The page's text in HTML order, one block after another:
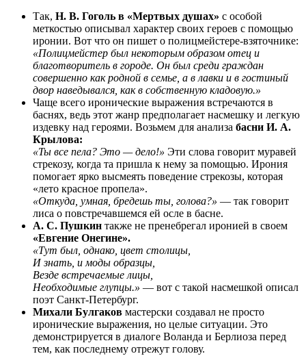
Так, Н. В. Гоголь в «Мертвых душах» с особой
меткостью описывал характер своих героев с помощью
иронии. Вот что он пишет о полицмейстере-взяточнике:
«Полицмейстер был некоторым образом отец и
благотворитель в городе. Он был среди граждан
совершенно как родной в семье, а в лавки и в гостиный
двор наведывался, как в собственную кладовую.»
Чаще всего иронические выражения встречаются в
баснях, ведь этот жанр предполагает насмешку и легкую
издевку над героями. Возьмем для анализа басни И. А.
Крылова:
«Ты все пела? Это — дело!» Эти слова говорит муравей
стрекозу, когда та пришла к нему за помощью. Ирония
помогает ярко высмеять поведение стрекозы, которая
«лето красное пропела».
«Откуда, умная, бредешь ты, голова?» — так говорит
лиса о повстречавшемся ей осле в басне.
А. С. Пушкин также не пренебрегал иронией в своем
«Евгение Онегине».
«Тут был, однако, цвет столицы,
И знать, и моды образцы,
Везде встречаемые лицы,
Необходимые глупцы.» — вот с такой насмешкой описал
поэт Санкт-Петербург.
Михали Булгаков мастерски создавал не просто
иронические выражения, но целые ситуации. Это
демонстрируется в диалоге Воланда и Берлиоза перед
тем, как последнему отрежут голову.